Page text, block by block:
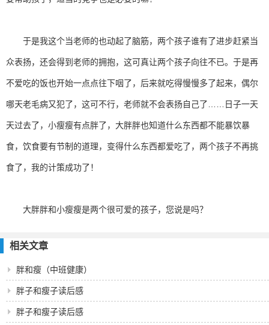
于是我这个当老师的也动起了脑筋，两个孩子谁有了进步赶紧当
众表扬，还会得到老师的拥抱，这可真让两个孩子向往不已。于是再
不爱吃的饭也开始一点点往下咽了，后来就吃得慢慢多了起来，偶尔
哪天老毛病又犯了，这可不行，老师就不会表扬自己了……日子一天
天过去了，小瘦瘦有点胖了，大胖胖也知道什么东西都不能暴饮暴
食，饮食要有节制的道理，变得什么东西都爱吃了，两个孩子不再挑
食了，我的计策成功了！
大胖胖和小瘦瘦是两个很可爱的孩子，您说是吗？
相关文章
胖和瘦（中班健康）
胖子和瘦子读后感
胖子和瘦子读后感